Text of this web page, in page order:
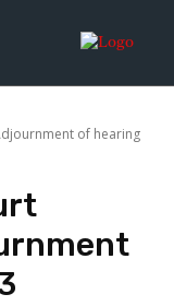
of hearing